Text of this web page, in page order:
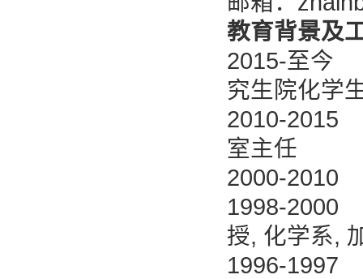
教育背景及
2015-至今
究生院化学
2010-2015
室主任
2000-2010
1998-2000
授, 化学系,
1996-1997